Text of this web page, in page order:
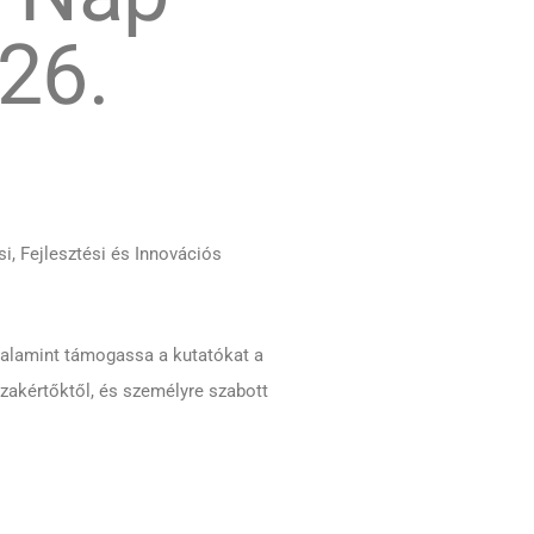
Fejlesztési és Innovációs
támogassa a kutatókat a
és személyre szabott